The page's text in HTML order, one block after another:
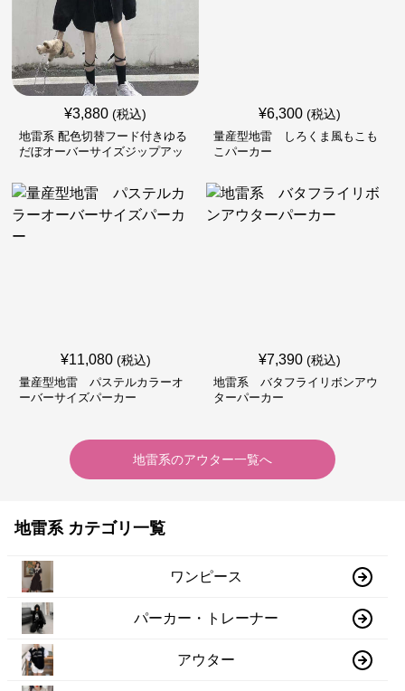
¥3,880 (税込)
地雷系 配色切替フード付きゆる
だぼオーバーサイズジップアッ
¥6,300 (税込)
量産型地雷 しろくま風もこも
こパーカー
¥11,080 (税込)
量産型地雷 パステルカラーオ
ーバーサイズパーカー
¥7,390 (税込)
地雷系 バタフライリボンアウ
ターパーカー
地雷系のアウター一覧へ
地雷系 カテゴリ一覧
ワンピース
パーカー・トレーナー
アウター